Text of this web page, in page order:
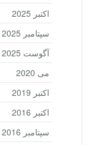
اکتبر 2025
سپتامبر 2025
آگوست 2025
می 2020
اکتبر 2019
اکتبر 2016
سپتامبر 2016